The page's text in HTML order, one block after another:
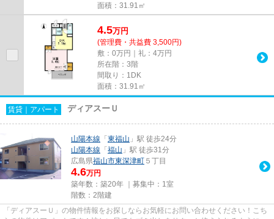
面積：31.91㎡
4.5万円
(管理費・共益費 3,500円)
敷：0万円｜礼：4万円
所在階：3階
間取り：1DK
面積：31.91㎡
賃貸｜アパート ディアスーＵ
山陽本線 「 東福山 」駅 徒歩24分
山陽本線 「 福山 」駅 徒歩31分
広島県福山市東深津町 ５丁目
4.6万円
築年数：築20年 ｜募集中： 1室
階数：2階建
「ディアスーＵ」の物件情報をお探しならお気軽にお問い合わせください！こち